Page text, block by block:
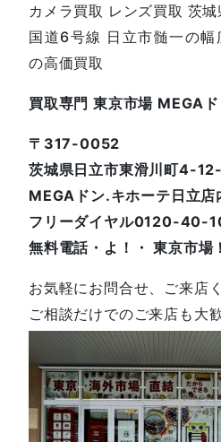
カメラ買取 レンズ買取 茨城
国道6号線 日立市髄一の
の高価買取
買取専門 東京市場 MEGA
〒317-0052
茨城県日立市東滑川町4-
MEGAドン.キホーテ日立店
フリーダイヤル0120-40-
無料電話・よ！・ 東京市場！
お気軽にお問合せ、ご来店
ご相談だけでのご来店も大